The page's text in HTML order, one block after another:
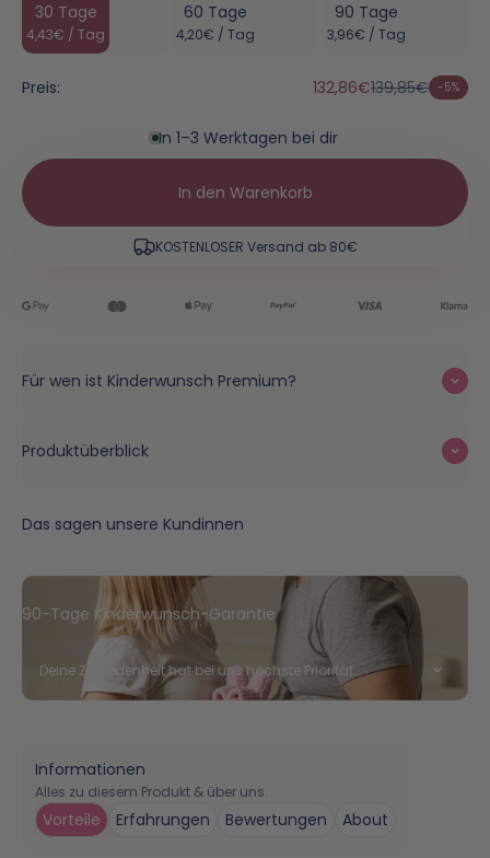
30 Tage
4,43€ / Tag
60 Tage
4,20€ / Tag
90 Tage
3,96€ / Tag
Preis: 132,86€139,85€ -5%
In 1–3 Werktagen bei dir
In den Warenkorb
KOSTENLOSER Versand ab 80€
Für wen ist Kinderwunsch Premium?
Produktüberblick
Das sagen unsere Kundinnen
90-Tage Kinderwunsch-Garantie
Deine Zufriedenheit hat bei uns höchste Priorität.
Informationen
Alles zu diesem Produkt & über uns.
Vorteile Erfahrungen Bewertungen About